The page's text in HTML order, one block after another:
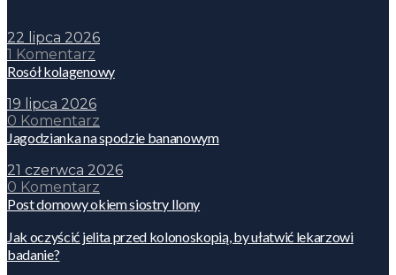
22 lipca 2026
1 Komentarz
Rosół kolagenowy
19 lipca 2026
0 Komentarz
Jagodzianka na spodzie bananowym
21 czerwca 2026
0 Komentarz
Post domowy okiem siostry Ilony
Jak oczyścić jelita przed kolonoskopią, by ułatwić lekarzowi
badanie?